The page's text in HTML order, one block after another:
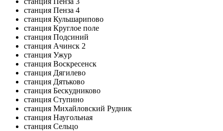
станция Пенза 4
станция Кульшарипово
станция Круглое поле
станция Подсиний
станция Ачинск 2
станция Ужур
станция Воскресенск
станция Дягилево
станция Дятьково
станция Бескудниково
станция Ступино
станция Михайловский Рудник
станция Наугольная
станция Сельцо